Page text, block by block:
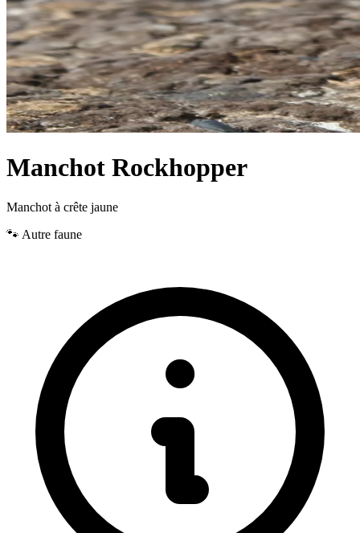
Manchot Rockhopper
Manchot à crête jaune
🐾 Autre faune